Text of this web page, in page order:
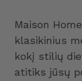
Maison
klasikinius
kokį stilių
atitiks jūsų